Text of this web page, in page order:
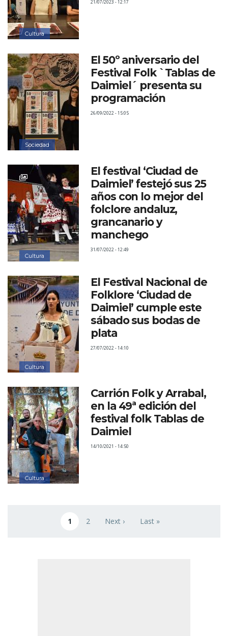
Cultura
21/07/2023 - 12:17
Sociedad
El 50º aniversario del
Festival Folk `Tablas de
Daimiel´ presenta su
programación
26/09/2022 - 15:05
Cultura
El festival ‘Ciudad de
Daimiel’ festejó sus 25
años con lo mejor del
folclore andaluz,
grancanario y
manchego
31/07/2022 - 12:49
Cultura
El Festival Nacional de
Folklore ‘Ciudad de
Daimiel’ cumple este
sábado sus bodas de
plata
27/07/2022 - 14:10
Cultura
Carrión Folk y Arrabal,
en la 49ª edición del
festival folk Tablas de
Daimiel
14/10/2021 - 14:50
Página actual
1 Page
2 Siguiente página
Next › Última página
Last »